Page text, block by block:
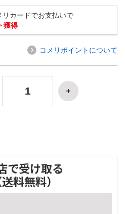
リカードでお支払いで
獲得
コメリポイントについて
で受け取る
送料無料）